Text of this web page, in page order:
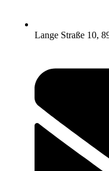
Lange Straße 10,